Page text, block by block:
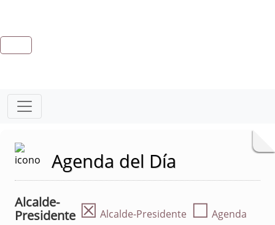
Agenda del Día
Alcalde-
Presidente ☒ Alcalde-Presidente ☐ Agenda